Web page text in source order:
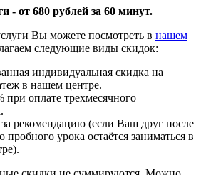
- от 680 рублей за 60 минут.
Вы можете посмотреть в нашем
следующие виды скидок:
индивидуальная скидка на
в нашем центре.
при оплате трехмесячного
рекомендацию (если Ваш друг после
пробного урока остаётся заниматься в